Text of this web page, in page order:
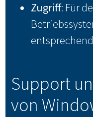
Zugriff: Für
Support
von